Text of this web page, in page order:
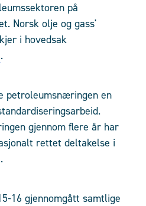
på
Norsk olje og gass'
i hovedsak
.
petroleumsnæringen en
gjennom flere år har
rettet deltakelse i
16 gjennomgått samtlige